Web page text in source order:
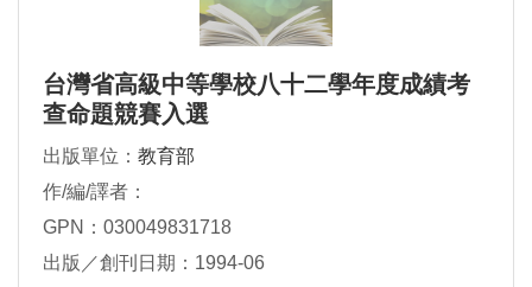
台灣省高級中等學校八十二學年度成績考
查命題競賽入選
出版單位： 教育部
作/編/譯者：
GPN：030049831718
出版／創刊日期：1994-06